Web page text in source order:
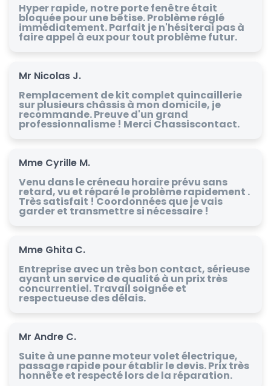
Hyper rapide, notre porte fenêtre était
bloquée pour une bêtise. Problème réglé
immédiatement. Parfait je n'hésiterai pas à
faire appel à eux pour tout problème futur.
Mr Nicolas J.
Remplacement de kit complet quincaillerie
sur plusieurs châssis à mon domicile, je
recommande. Preuve d'un grand
professionnalisme ! Merci Chassiscontact.
Mme Cyrille M.
Venu dans le créneau horaire prévu sans
retard, vu et réparé le problème rapidement .
Très satisfait ! Coordonnées que je vais
garder et transmettre si nécessaire !
Mme Ghita C.
Entreprise avec un très bon contact, sérieuse
ayant un service de qualité à un prix très
concurrentiel. Travail soignée et
respectueuse des délais.
Mr Andre C.
Suite à une panne moteur volet électrique,
passage rapide pour établir le devis. Prix très
honnête et respecté lors de la réparation.